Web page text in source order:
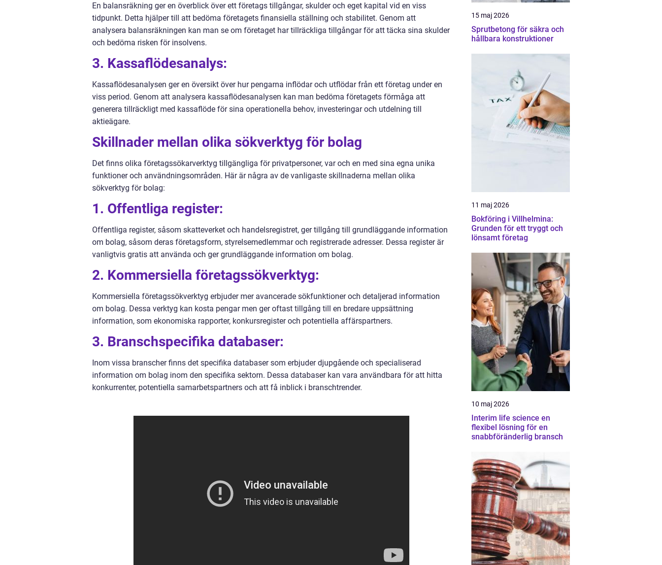
En balansräkning ger en överblick över ett företags tillgångar, skulder och eget kapital vid en viss
tidpunkt. Detta hjälper till att bedöma företagets finansiella ställning och stabilitet. Genom att
analysera balansräkningen kan man se om företaget har tillräckliga tillgångar för att täcka sina skulder
och bedöma risken för insolvens.
3. Kassaflödesanalys:
Kassaflödesanalysen ger en översikt över hur pengarna inflödar och utflödar från ett företag under en
viss period. Genom att analysera kassaflödesanalysen kan man bedöma företagets förmåga att
generera tillräckligt med kassaflöde för sina operationella behov, investeringar och utdelning till
aktieägare.
Skillnader mellan olika sökverktyg för bolag
Det finns olika företagssökarverktyg tillgängliga för privatpersoner, var och en med sina egna unika
funktioner och användningsområden. Här är några av de vanligaste skillnaderna mellan olika
sökverktyg för bolag:
1. Offentliga register:
Offentliga register, såsom skatteverket och handelsregistret, ger tillgång till grundläggande information
om bolag, såsom deras företagsform, styrelsemedlemmar och registrerade adresser. Dessa register är
vanligtvis gratis att använda och ger grundläggande information om bolag.
2. Kommersiella företagssökverktyg:
Kommersiella företagssökverktyg erbjuder mer avancerade sökfunktioner och detaljerad information
om bolag. Dessa verktyg kan kosta pengar men ger oftast tillgång till en bredare uppsättning
information, som ekonomiska rapporter, konkursregister och potentiella affärspartners.
3. Branschspecifika databaser:
Inom vissa branscher finns det specifika databaser som erbjuder djupgående och specialiserad
information om bolag inom den specifika sektorn. Dessa databaser kan vara användbara för att hitta
konkurrenter, potentiella samarbetspartners och att få inblick i branschtrender.
15 maj 2026
Sprutbetong för säkra och
hållbara konstruktioner
11 maj 2026
Bokföring i Villhelmina:
Grunden för ett tryggt och
lönsamt företag
10 maj 2026
Interim life science en
flexibel lösning för en
snabbföränderlig bransch